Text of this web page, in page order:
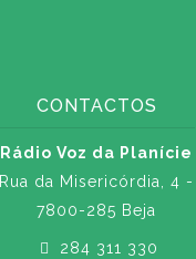
CONTACTOS
Rádio Voz da Planície
Rua da Misericórdia, 4 -
7800-285 Beja
284 311 330